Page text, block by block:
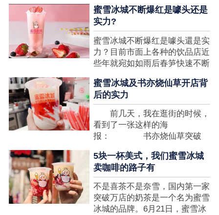
想要排长队，为的便是那一杯令
人挂念的蜜雪冰城。顾客喜爱的
商品，投资者为什么会看不见在
其中的创业商机呢?许多投资者
都会了解我开一家蜜雪冰城要多
少钱?....
蜜雪冰城不断爆红是噱头还是
实力?
蜜雪冰城不断爆红是噱头還是实
力？目前市面上各种的饮品店近
些年就宛如如雨后春笋快速不断
有运营不小心便会被取代，由于
受年青人的喜爱，再加全国人民
的经济发展水准提升，奶茶饮品
行业发展趋势快速，因此 这一
制造行业有着十分....
蜜雪冰城及书亦烧仙草开店背
后的实力
前几天，我在逛街的时候，
看到了一张这样的海
报： 书亦烧仙草突破
了，这个连名字都没怎么听过的
奶茶店，怎么就悄咪咪地开了这
么多家了？ 也许大家对
5000 家店是什么量级没什么概
念，我来给对....
5块一杯美式，我们蜜雪冰城
卖咖啡的路子有
不是喜茶不是奈雪，国内第一家
突破万店的奶茶是一个名为蜜雪
冰城的品牌。6月21日，蜜雪冰